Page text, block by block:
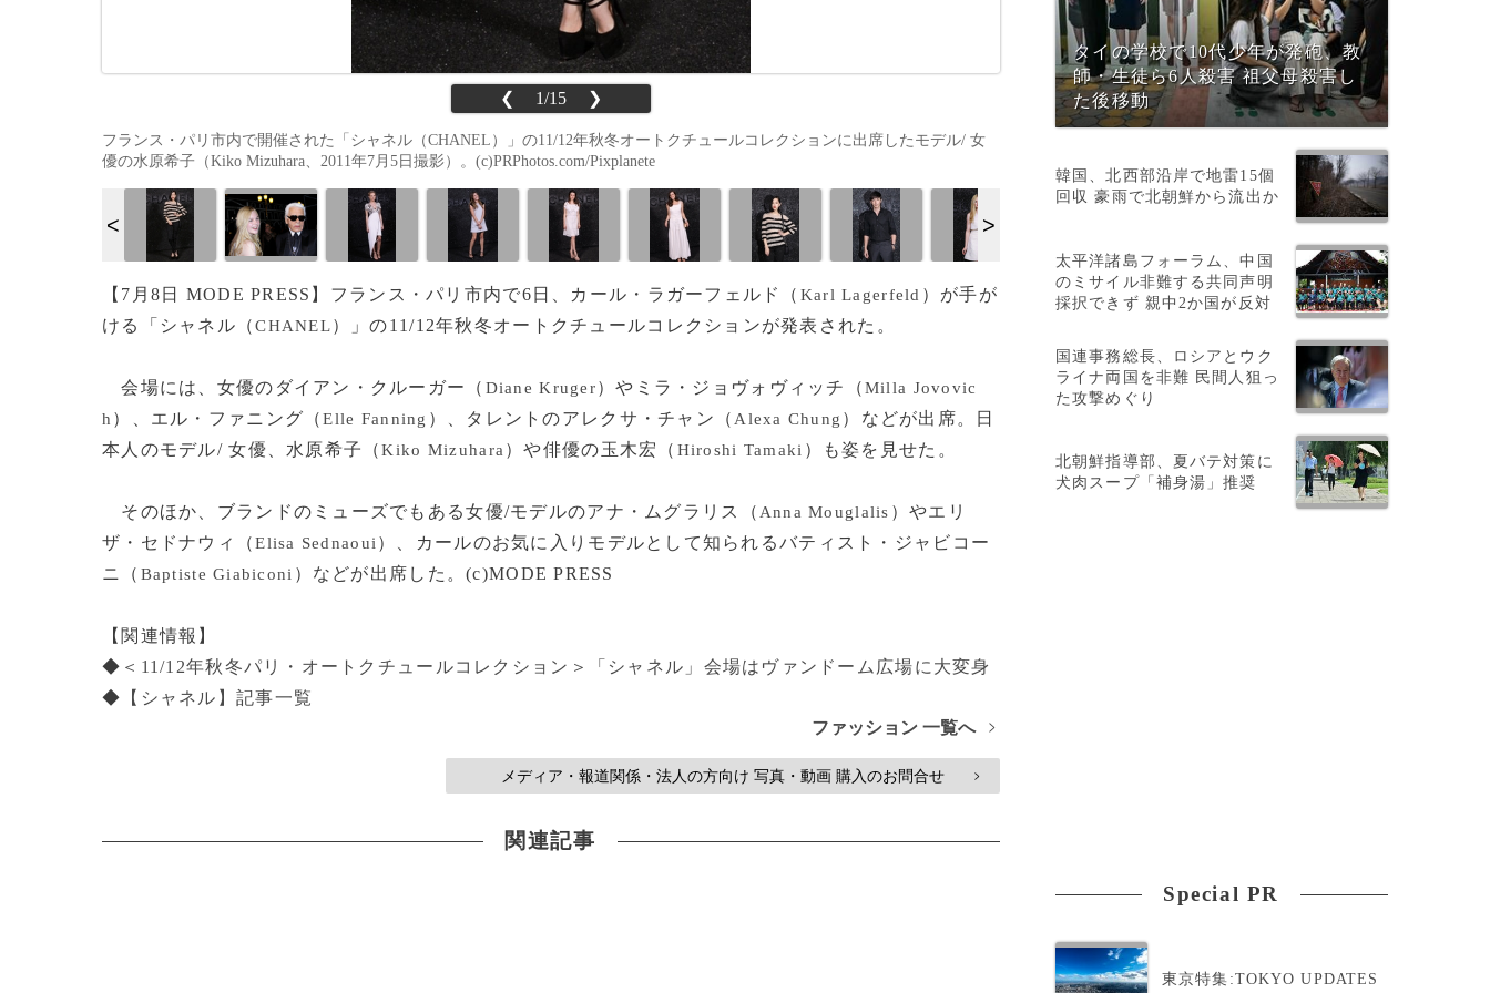
❮ 1/15 ❯
フランス・パリ市内で開催された「シャネル（CHANEL）」の11/12年秋冬オートクチュールコレクションに出席したモデル/ 女
優の水原希子（Kiko Mizuhara、2011年7月5日撮影）。(c)PRPhotos.com/Pixplanete
【7月8日 MODE PRESS】フランス・パリ市内で6日、カール・ラガーフェルド（ Karl Lagerfeld ）が手が
ける「シャネル（CHANEL）」の11/12年秋冬オートクチュールコレクションが発表された。
会場には、女優のダイアン・クルーガー（ Diane Kruger）やミラ・ジョヴォヴィッチ（Milla Jovovic
h ）、エル・ファニング（Elle Fanning ）、タレントのアレクサ・チャン（ Alexa Chung ）などが出席。日
本人のモデル/ 女優、水原希子（Kiko Mizuhara ）や俳優の玉木宏（ Hiroshi Tamaki ）も姿を見せた。
そのほか、ブランドのミューズでもある女優/モデルのアナ・ムグラリス（ Anna Mouglalis ）やエリ
ザ・セドナウィ（Elisa Sednaoui ）、カールのお気に入りモデルとして知られるバティスト・ジャビコー
ニ（ Baptiste Giabiconi ）などが出席した。(c)MODE PRESS
【関連情報】
◆ ＜11/12年秋冬パリ・オートクチュールコレクション＞「シャネル」会場はヴァンドーム広場に大変身
◆ 【シャネル】記事一覧
ファッション 一覧へ
>
メディア・報道関係・法人の方向け 写真・動画 購入のお問合せ >
関連記事
タイの学校で10代少年が発砲、教
師・生徒ら6人殺害 祖父母殺害し
た後移動
韓国、北西部沿岸で地雷15個
回収 豪雨で北朝鮮から流出か
太平洋諸島フォーラム、中国
のミサイル非難する共同声明
採択できず 親中2か国が反対
国連事務総長、ロシアとウク
ライナ両国を非難 民間人狙っ
た攻撃めぐり
北朝鮮指導部、夏バテ対策に
犬肉スープ「補身湯」推奨
Special PR
東京特集:TOKYO UPDATES